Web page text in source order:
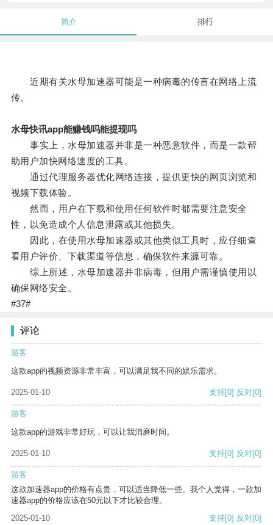
简介 排行
近期有关水母加速器可能是一种病毒的传言在网络上流
传。
水母快讯app能赚钱吗能提现吗
事实上，水母加速器并非是一种恶意软件，而是一款帮
助用户加快网络速度的工具。
通过代理服务器优化网络连接，提供更快的网页浏览和
视频下载体验。
然而，用户在下载和使用任何软件时都需要注意安全
性，以免造成个人信息泄露或其他损失。
因此，在使用水母加速器或其他类似工具时，应仔细查
看用户评价、下载渠道等信息，确保软件来源可靠。
综上所述，水母加速器并非病毒，但用户需谨慎使用以
确保网络安全。
#37#
评论
游客
这款app的视频资源非常丰富，可以满足我不同的娱乐需求。
2025-01-10 支持[0] 反对[0]
游客
这款app的游戏非常好玩，可以让我消磨时间。
2025-01-10 支持[0] 反对[0]
游客
这款加速器app的价格有点贵，可以适当降低一些。我个人觉得，一款加
速器app的价格应该在50元以下才比较合理。
2025-01-10
支持[0] 反对[0]